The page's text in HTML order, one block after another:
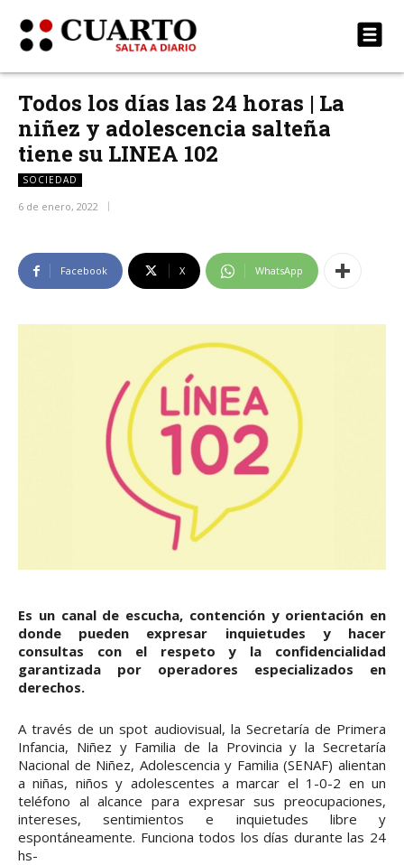
Todos los días las 24 horas | La
niñez y adolescencia salteña
tiene su LINEA 102
SOCIEDAD
6 de enero, 2022
Facebook X WhatsApp
Es un canal de escucha, contención y orientación en
donde pueden expresar inquietudes y hacer
consultas con el respeto y la confidencialidad
garantizada por operadores especializados en
derechos.
A través de un spot audiovisual, la Secretaría de Primera
Infancia, Niñez y Familia de la Provincia y la Secretaría
Nacional de Niñez, Adolescencia y Familia (SENAF) alientan
a niñas, niños y adolescentes a marcar el 1-0-2 en un
teléfono al alcance para expresar sus preocupaciones,
intereses, sentimientos e inquietudes libre y
espontáneamente. Funciona todos los días durante las 24
hs-